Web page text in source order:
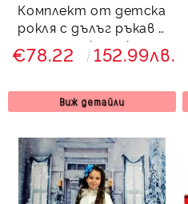
Комплект от детска
рокля с дълъг ръкав с
палто с качулка и
зимна картинка
€78.22 152.99лв.
Виж детайли